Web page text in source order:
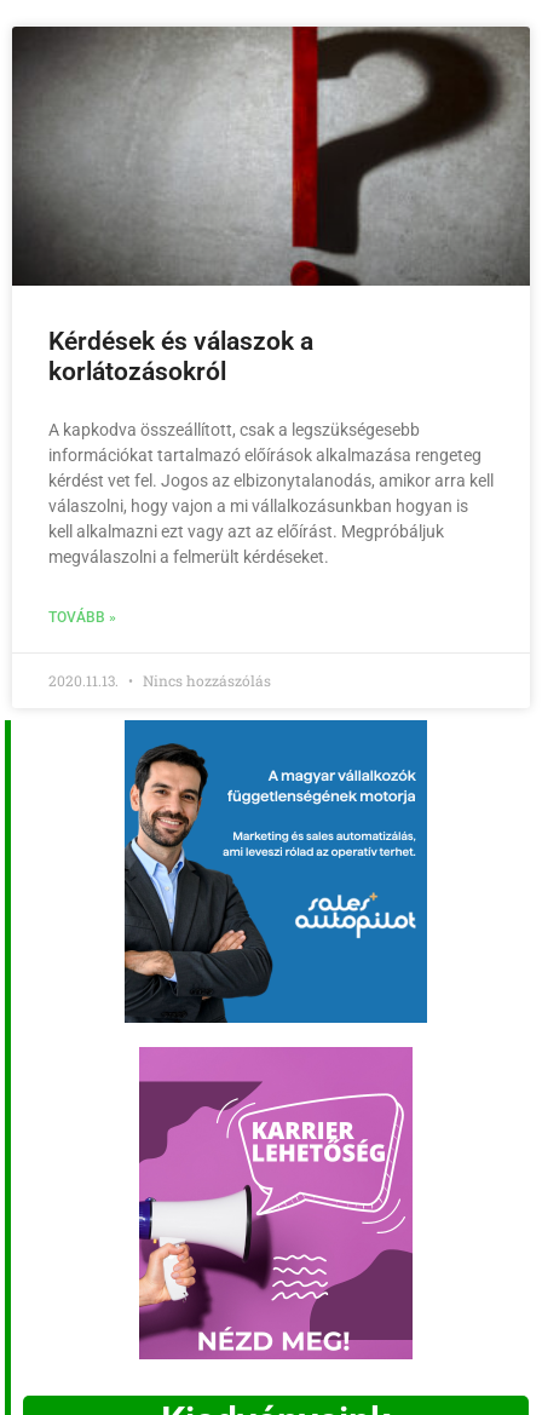
Kérdések és válaszok a
korlátozásokról
A kapkodva összeállított, csak a legszükségesebb
információkat tartalmazó előírások alkalmazása rengeteg
kérdést vet fel. Jogos az elbizonytalanodás, amikor arra kell
válaszolni, hogy vajon a mi vállalkozásunkban hogyan is
kell alkalmazni ezt vagy azt az előírást. Megpróbáljuk
megválaszolni a felmerült kérdéseket.
TOVÁBB »
2020.11.13. Nincs hozzászólás